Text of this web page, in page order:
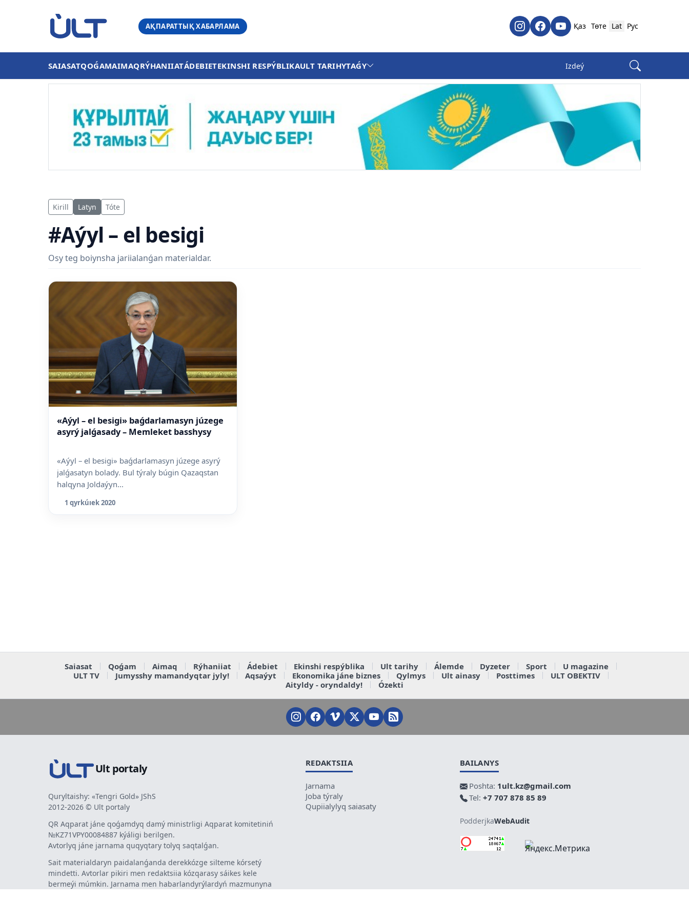
АҚПАРАТТЫҚ ХАБАРЛАМА Қаз Төте Lat Рус
SAIASATQOǴAMAIMAQRÝHANIIATÁDEBIETEKINSHI RESPÝBLIKAULT TARIHYTAǴY
Kirill Latyn Tóte
#Aýyl – el besigi
Osy teg boiynsha jariialanǵan materialdar.
«Aýyl – el besigi» baǵdarlamasyn júzege
asyrý jalǵasady – Memleket basshysy
«Aýyl – el besigi» baǵdarlamasyn júzege asyrý
jalǵasatyn bolady. Bul týraly búgin Qazaqstan
halqyna Joldaýyn...
1 qyrkúıek 2020
Saiasat Qoǵam Aimaq Rýhaniiat Ádebiet Ekinshi respýblika Ult tarihy Álemde Dyzeter Sport
U magazine
ULT TV
Jumysshy mamandyqtar jyly! Aqsaýyt Ekonomika jáne biznes Qylmys Ult ainasy Posttimes
ULT OBEKTIV
Aityldy - oryndaldy!
Ózekti
Ult portaly
Quryltaishy: «Tengri Gold» JShS
2012-2026 © Ult portaly
QR Aqparat jáne qoǵamdyq damý ministrligi Aqparat komitetiniń
№KZ71VPY00084887 kýáligi berilgen.
Avtorlyq jáne jarnama quqyqtary tolyq saqtalǵan.
Sait materialdaryn paidalanǵanda derekkózge silteme kórsetý
mindetti. Avtorlar pikiri men redaktsiia kózqarasy sáikes kele
bermeýi múmkin. Jarnama men habarlandyrýlardyń mazmunyna
REDAKTSIIA
Jarnama
Joba týraly
Qupiialylyq saiasaty
BAILANYS
Poshta: 1ult.kz@gmail.com
Tel: +7 707 878 85 89
PodderjkaWebAudit